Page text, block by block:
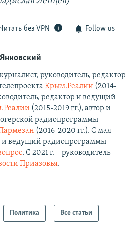
без VPN Follow us
руководитель, редактор
Крым.Реалии (2014-
редактор и ведущий
(2015-2019 гг.), автор и
радиопрограммы
(2016-2020 гг.)​. С мая
и ведущий радиопрограммы
. С 2021 г. – руководитель
Приазовья.
Политика Все статьи